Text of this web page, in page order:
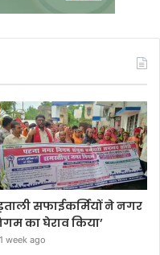
सफाईकर्मियों ने नगर
का घेराव किया’
1 week ago